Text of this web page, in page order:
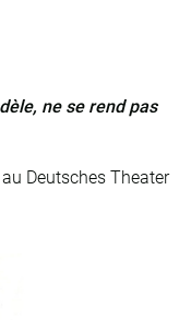
ne se rend pas
Deutsches Theater